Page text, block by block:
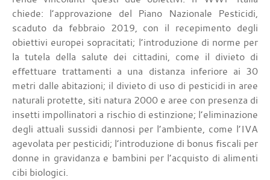
chiede: l’approvazione del Piano Nazionale Pesticidi,
scaduto da febbraio 2019, con il recepimento degli
obiettivi europei sopracitati; l’introduzione di norme per
la tutela della salute dei cittadini, come il divieto di
effettuare trattamenti a una distanza inferiore ai 30
metri dalle abitazioni; il divieto di uso di pesticidi in aree
naturali protette, siti natura 2000 e aree con presenza di
insetti impollinatori a rischio di estinzione; l’eliminazione
degli attuali sussidi dannosi per l’ambiente, come l’IVA
agevolata per pesticidi; l’introduzione di bonus fiscali per
donne in gravidanza e bambini per l’acquisto di alimenti
cibi biologici.